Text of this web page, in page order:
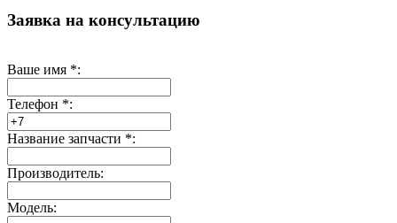
Заявка на консультацию
Ваше имя *:
Телефон *:
Название запчасти *:
Производитель:
Модель: